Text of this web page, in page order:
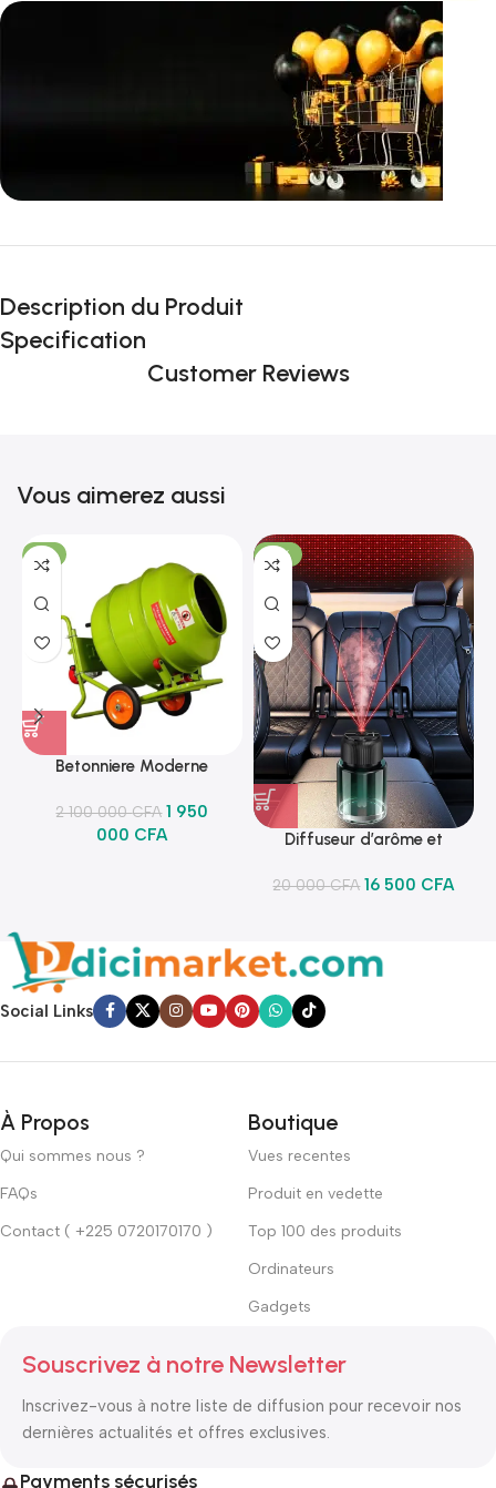
Incoryable offres
prix KDO
Description du Produit
Specification
Customer Reviews
Vous aimerez aussi
-7%
Betonniere Moderne
2 100 000CFA 1 950
000 CFA
-18%
Diffuseur d’arôme et
20 000CFA 16 500 CFA
Social Links
À Propos
Qui sommes nous ?
FAQs
Contact ( +225 0720170170 )
Boutique
Vues recentes
Produit en vedette
Top 100 des produits
Ordinateurs
Gadgets
Souscrivez à notre Newsletter
Inscrivez-vous à notre liste de diffusion pour recevoir nos
dernières actualités et offres exclusives.
Payments sécurisés